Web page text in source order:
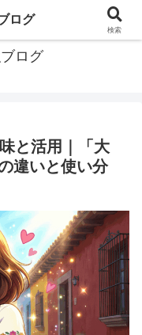
語の備忘録
ログ
と活用｜「大
違いと使い分
ログ
検索